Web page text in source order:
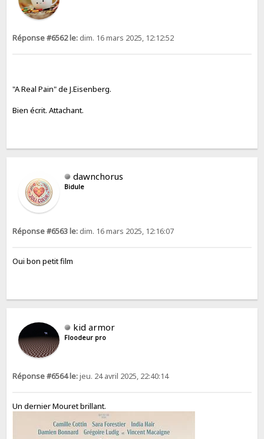
Réponse #6562 le: dim. 16 mars 2025, 12:12:52
"A Real Pain" de J.Eisenberg.
Bien écrit. Attachant.
dawnchorus
Bidule
Réponse #6563 le: dim. 16 mars 2025, 12:16:07
Oui bon petit film
kid armor
Floodeur pro
Réponse #6564 le:jeu. 24 avril 2025, 22:40:14
Un dernier Mouret brillant.